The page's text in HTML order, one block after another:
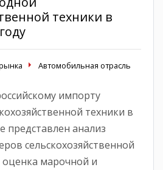
техники в
Автомобильная отрасль
импорту
техники в
представлен анализ
сельскохозяйственной
оценка марочной и